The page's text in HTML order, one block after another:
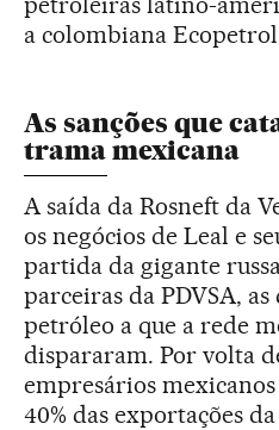
a colombiana
As sanções que
trama mexicana
A saída da Rosneft da
os negócios de Leal e
partida da gigante
parceiras da PDVSA,
petróleo a que a rede
dispararam. Por volta
empresários
40% das exportações